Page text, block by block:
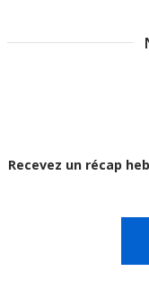
Recevez un récap